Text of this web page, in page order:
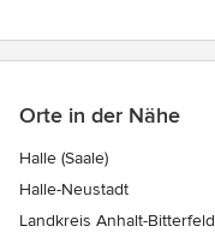
Orte in der Nähe
Halle (Saale)
Halle-Neustadt
Landkreis Anhalt-Bitterfeld